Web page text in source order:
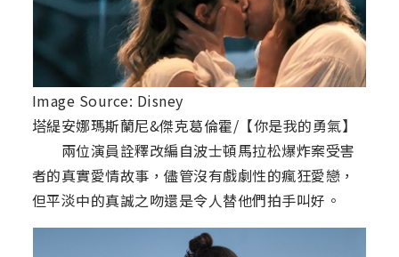
Image Source: Disney
塔緹安娜瑪斯蘭尼&傑克葛倫霍/【你是我的勇氣】
兩位演員詮釋改編自波士頓馬拉松爆炸案受害
者的真實愛情故事，儘管沒有戲劇性的瘋狂愛戀，
但平淡中的真誠之吻還是令人替他們拍手叫好。